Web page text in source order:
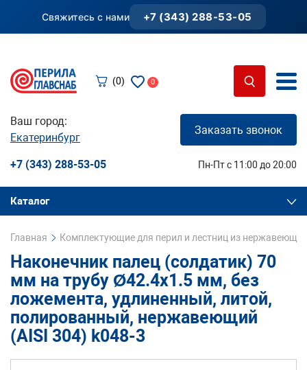
Свяжитесь с нами +7 (343) 288-53-05
(0) 0
Ваш город:
Екатеринбург
Заказать звонок
+7 (343) 288-53-05 Пн-Пт с 11:00 до 20:00
Каталог
Главная Комплектующие для перил и лестниц из
Наконечник палец (солдатик) 70
мм на трубу Ø42.4х1.5 мм, без
ложемента, удлиненный, литой,
полированный, нержавеющий
(AISI 304) k048-3